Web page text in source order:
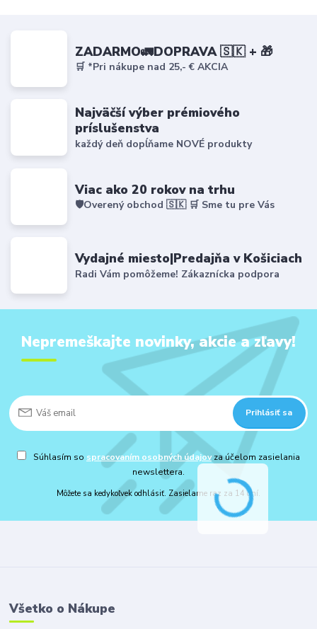
ZADARMO🚛DOPRAVA 🇸🇰 + 🎁
🛒 *Pri nákupe nad 25,- € AKCIA
Najväčší výber prémiového
príslušenstva
každý deň dopĺňame NOVÉ produkty
Viac ako 20 rokov na trhu
🛡️Overený obchod 🇸🇰 🛒 Sme tu pre Vás
Vydajné miesto|Predajňa v Košiciach
Radi Vám pomôžeme! Zákaznícka podpora
Nepremeškajte novinky, akcie a zľavy!
Prihlásiť sa
Súhlasím so spracovaním osobných údajovza účelom zasielania
newslettera.
Môžete sa kedykoľvek odhlásiť. Zasielame raz za 14 dní.
Všetko o Nákupe